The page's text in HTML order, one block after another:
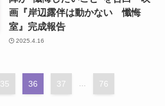
画『岸辺露伴は動かない 懺悔
室』完成報告
2025.4.16
35 36 37 76